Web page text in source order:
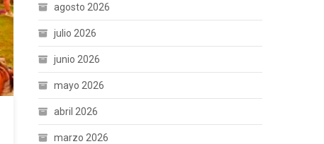
agosto 2026
julio 2026
junio 2026
mayo 2026
abril 2026
marzo 2026